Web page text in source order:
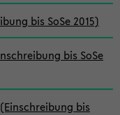
bis SoSe 2015)
bis SoSe
bis